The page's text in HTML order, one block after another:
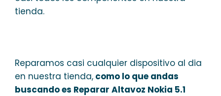
tienda.
Reparamos casi cualquier dispositivo al dia
en nuestra tienda, como lo que andas
buscando es Reparar Altavoz Nokia 5.1